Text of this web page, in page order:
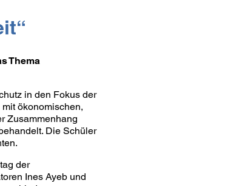
Thema
in den Fokus der
ökonomischen,
Zusammenhang
Die Schüler
der
Ines Ayeb und